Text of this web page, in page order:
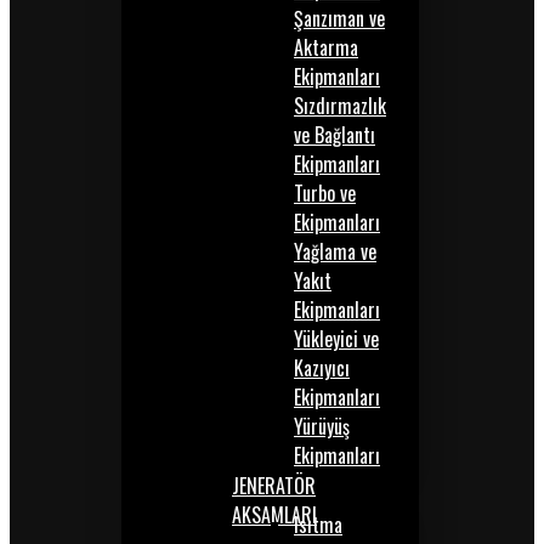
Şanzıman ve
Aktarma
Ekipmanları
Sızdırmazlık
ve Bağlantı
Ekipmanları
Turbo ve
Ekipmanları
Yağlama ve
Yakıt
Ekipmanları
Yükleyici ve
Kazıyıcı
Ekipmanları
Yürüyüş
Ekipmanları
JENERATÖR
AKSAMLARIIsıtma